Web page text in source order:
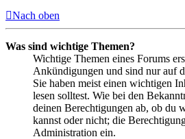
Nach oben
Was sind wichtige Themen?
Wichtige Themen eines Forums
Ankündigungen und sind nur auf
Sie haben meist einen wichtigen
lesen solltest. Wie bei den
deinen Berechtigungen ab, ob du
kannst oder nicht; die
Administration ein.